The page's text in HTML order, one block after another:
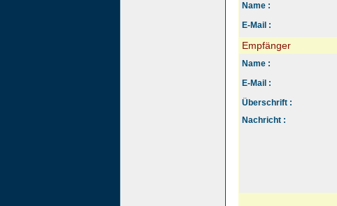
Name :
E-Mail :
Empfänger
Name :
E-Mail :
Überschrift :
Nachricht :